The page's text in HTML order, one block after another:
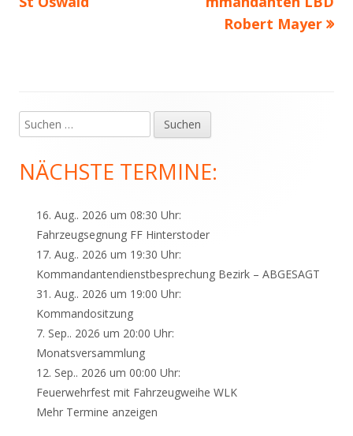
Robert Mayer
Haupt-
Seitenleiste
Suchen
nach:
NÄCHSTE TERMINE:
16. Aug.. 2026 um 08:30 Uhr:
Fahrzeugsegnung FF Hinterstoder
17. Aug.. 2026 um 19:30 Uhr:
Kommandantendienstbesprechung Bezirk – ABGESAGT
31. Aug.. 2026 um 19:00 Uhr:
Kommandositzung
7. Sep.. 2026 um 20:00 Uhr:
Monatsversammlung
12. Sep.. 2026 um 00:00 Uhr:
Feuerwehrfest mit Fahrzeugweihe WLK
Mehr Termine anzeigen